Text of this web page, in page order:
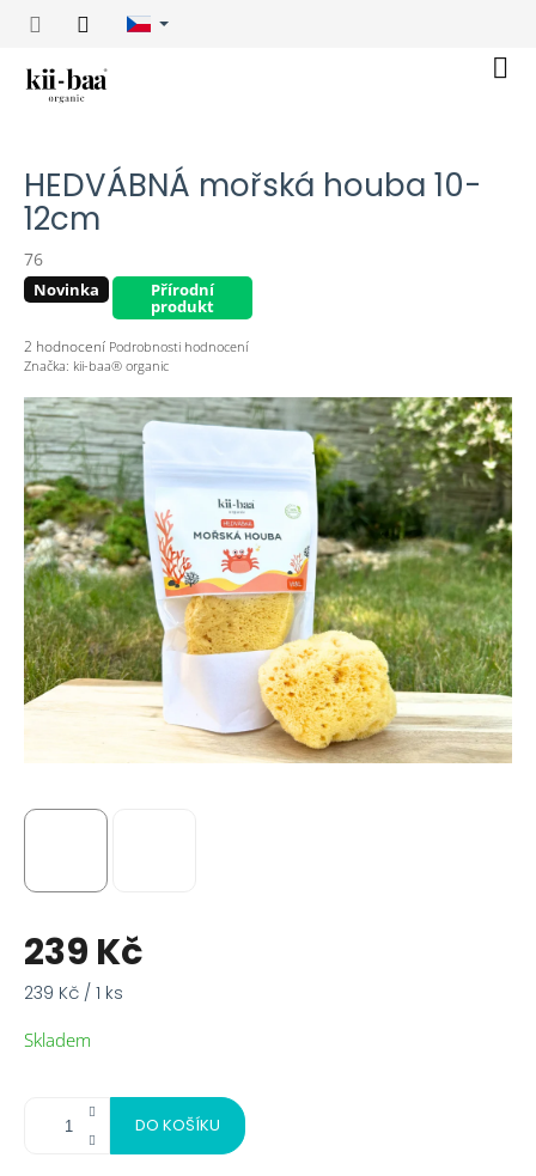
HEDVÁBNÁ mořská houba 10-
12cm
76
Novinka Přírodní
produkt
Průměrné
hodnocení
je
5,0
z
5
hvězdiček.
2 hodnocení Podrobnosti hodnocení
Značka: kii-baa® organic
239 Kč
Měrná
239 Kč / 1 ks
Skladem
DO KOŠÍKU